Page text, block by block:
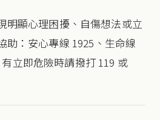
明顯心理困擾、自傷想法或立
助：安心專線 1925、生命線
立即危險時請撥打 119 或